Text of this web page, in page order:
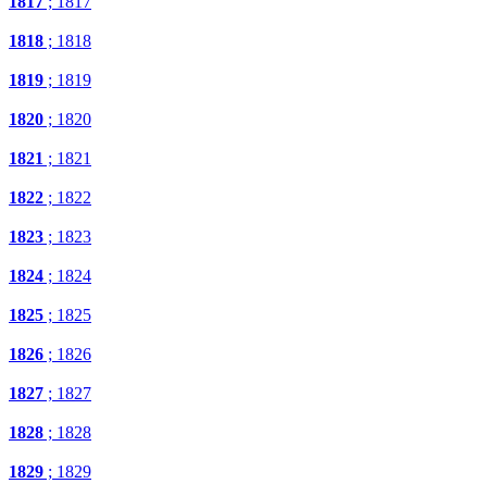
1818 ; 1818
1819 ; 1819
1820 ; 1820
1821 ; 1821
1822 ; 1822
1823 ; 1823
1824 ; 1824
1825 ; 1825
1826 ; 1826
1827 ; 1827
1828 ; 1828
1829 ; 1829